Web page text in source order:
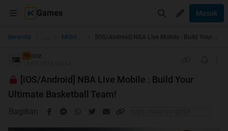
Games Masuk
Beranda ... Mobile Games
TS colz
[iOS/Android] NBA Live Mobile : Build Your
Ultimate Basketball Team!
Bagikan